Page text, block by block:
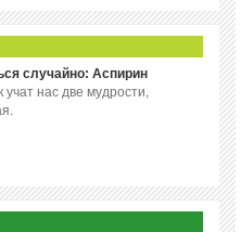
случайно: Аспирин
нас две мудрости,